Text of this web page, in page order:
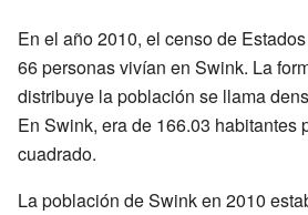
En el año 2010, el censo de
66 personas vivían en Swink. La
distribuye la población se llama
En Swink, era de 166.03 habitantes
cuadrado.
La población de Swink en 2010